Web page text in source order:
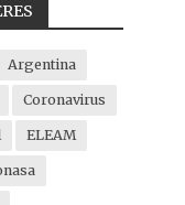
Argentina
Coronavirus
ELEAM